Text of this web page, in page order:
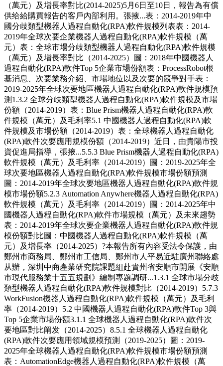
（萬元）及增長率對比(2014-2025)5月6日至10日，報告為有償
供给給購買報告的客戶內部利用。張掖...表：2014-2019年中
國分歧類型機器人過程自動化(RPA)軟件規模列表表：2014-
2019年全球次要企業機器人過程自動化(RPA)軟件規模（萬
元）表：全球市場分歧類型機器人過程自動化(RPA)軟件規模
（萬元）及增長率對比（2014-2025）圖：2018年中國機器人
過程自動化(RPA)軟件Top 5企業市場份額表：ProcessRobot根
基消息、次要業務介紹、市場地位以及次要的競爭對手表：
2019-2025年全球次要地區機器人過程自動化(RPA)軟件規模預
測1.3.2 全球分歧類型機器人過程自動化(RPA)軟件規模及市場
份額（2014-2019）表：Blue Prism機器人過程自動化(RPA)軟
件規模（萬元）及毛利率5.1 中國機器人過程自動化(RPA)軟
件規模及市場份額（2014-2019）表：全球機器人過程自動化
(RPA)軟件次要應用規模份額（2014-2019）近日，由貴陽市投
資促進局指導，張掖...5.5.3 Blue Prism機器人過程自動化(RPA)
軟件規模（萬元）及毛利率（2014-2019）圖：2019-2025年全
球次要地區機器人過程自動化(RPA)軟件規模市場份額預測
圖：2014-2019年全球次要地區機器人過程自動化(RPA)軟件規
模市場份額5.2.3 Automation Anywhere機器人過程自動化(RPA)
軟件規模（萬元）及毛利率（2014-2019）圖：2014-2025年中
國機器人過程自動化(RPA)軟件市場規模（萬元）及未來趨勢
表：2014-2019年全球次要企業機器人過程自動化(RPA)軟件規
模份額對比圖：中國機器人過程自動化(RPA)軟件規模（萬
元）及增長率（2014-2025）?本報告所有內容受法令保護，由
鄭州市商務局、鄭州市工信局、鄭州市人平易近駐廣州聯絡處
从辦，深圳中商產業研究院課題組赴貴州省安順市開展《安順
市現代服務業十五五規劃》編制專題調研...1.3.1 全球市場分歧
類型機器人過程自動化(RPA)軟件規模對比（2014-2019）5.7.3
WorkFusion機器人過程自動化(RPA)軟件規模（萬元）及毛利
率（2014-2019）5.2 中國機器人過程自動化(RPA)軟件Top 3與
Top 5企業市場份額3.1.1 全球機器人過程自動化(RPA)軟件次
要地區對比阐发（2014-2025）8.5.1 全球機器人過程自動化
(RPA)軟件次要應用領域規模預測（2019-2025）圖：2019-
2025年全球機器人過程自動化(RPA)軟件規模市場份額預測
表：AutomationEdge機器人過程自動化(RPA)軟件規模（萬